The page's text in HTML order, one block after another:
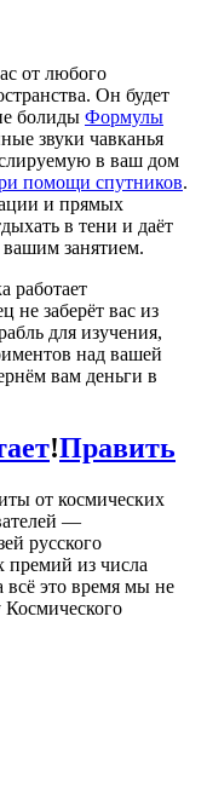
от любого
Он будет
болиды Формулы
звуки чавканья
в ваш дом
помощи спутников.
и прямых
в тени и даёт
вашим занятием.
работает
заберёт вас из
для изучения,
над вашей
вам деньги в
!Править
от космических
—
русского
премий из числа
это время мы не